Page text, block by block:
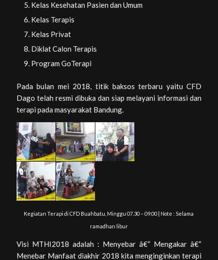
Kelas Kesehatan Pasien dan Umum
Kelas Terapis
Kelas Privat
Diklat Calon Terapis
Program GoTerapi
Pada bulan mei 2018, titik baksos terbaru yaitu CFD
Dago telah resmi dibuka dan siap melayani informasi dan
terapi pada masyarakat Bandung.
Kegiatan Terapi di CFD Buahbatu, Minggu 07.30 – 09.00 | Note : Selama
ramadhan libur
Visi MTHI2018 adalah : Menyebar â€“ Mengakar â€“
Menebar Manfaat diakhir 2018 kita menginginkan terapi